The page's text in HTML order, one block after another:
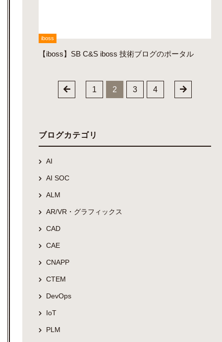
iboss
【iboss】SB C&S iboss 技術ブログのポータル
1 2 3 4
ブログカテゴリ
AI
AI SOC
ALM
AR/VR・グラフィックス
CAD
CAE
CNAPP
CTEM
DevOps
IoT
PLM